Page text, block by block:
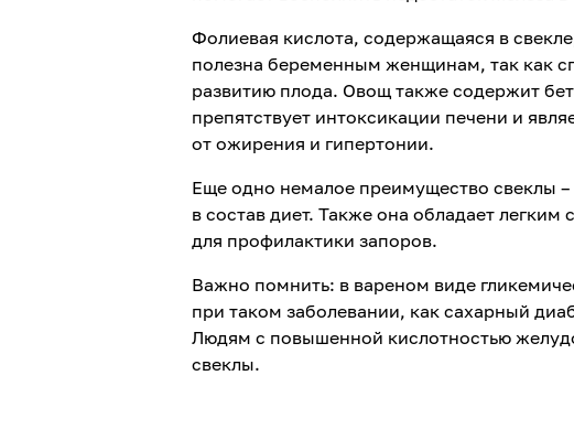
Фолиевая кислота, содержащаяся в
полезна беременным женщинам, так как
развитию плода. Овощ также содержит
препятствует интоксикации печени и
от ожирения и гипертонии.
Еще одно немалое преимущество свеклы
в состав диет. Также она обладает
для профилактики запоров.
Важно помнить: в вареном виде
при таком заболевании, как сахарный
Людям с повышенной кислотностью
свеклы.